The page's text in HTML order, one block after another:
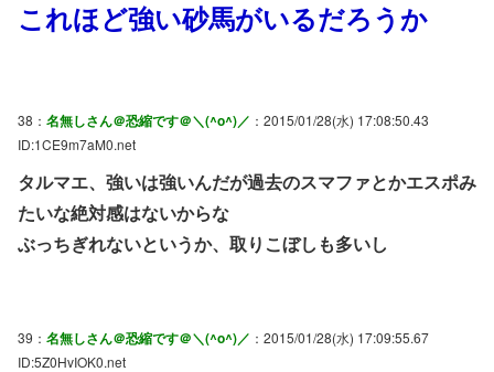
これほど強い砂馬がいるだろうか
38： 名無しさん＠恐縮です＠＼(^o^)／ ：2015/01/28(水) 17:08:50.43
ID:1CE9m7aM0.net
タルマエ、強いは強いんだが過去のスマファとかエスポみ
たいな絶対感はないからな
ぶっちぎれないというか、取りこぼしも多いし
39： 名無しさん＠恐縮です＠＼(^o^)／ ：2015/01/28(水) 17:09:55.67
ID:5Z0HvIOK0.net